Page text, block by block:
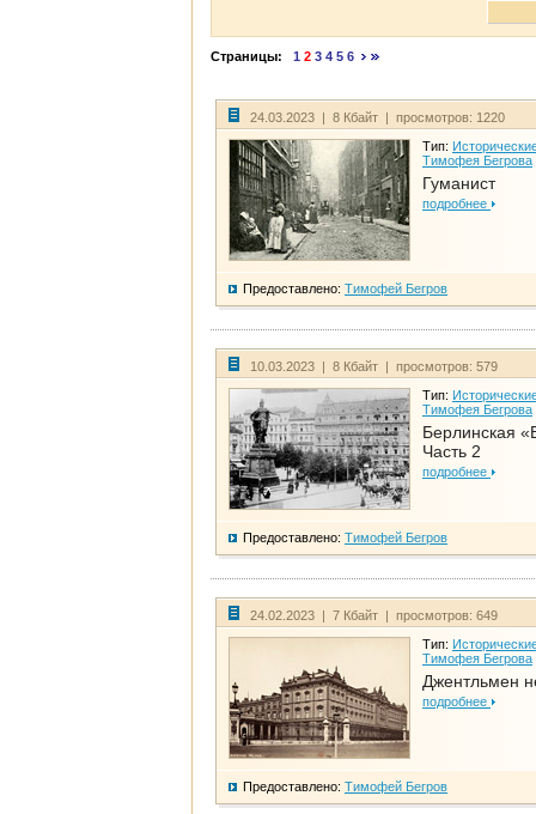
Страницы: 1 2 3 4 5 6
24.03.2023 | 8 Кбайт | просмотров: 1220
Тип:
Тимофея Бегрова
Гуманист
подробнее
Предоставлено: Тимофей Бегров
10.03.2023 | 8 Кбайт | просмотров: 579
Тип:
Тимофея Бегрова
Берлинская
Часть 2
подробнее
Предоставлено: Тимофей Бегров
24.02.2023 | 7 Кбайт | просмотров: 649
Тип:
Тимофея Бегрова
Джентльмен
подробнее
Предоставлено: Тимофей Бегров